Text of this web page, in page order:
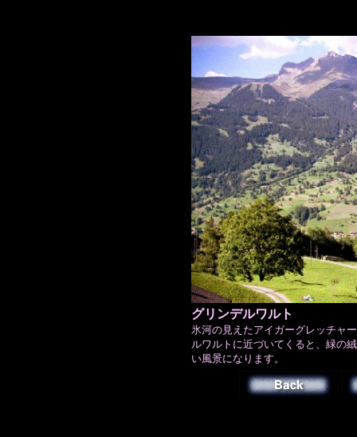
グリンデルワルト
氷河の見えたアイガーグレッチャ
ルワルトに近づいてくると、緑の
い風景になります。